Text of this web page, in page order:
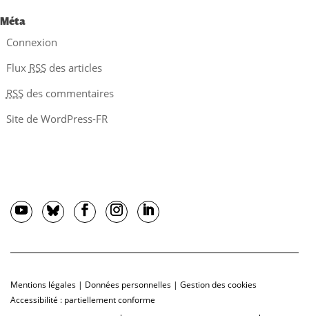
Méta
Connexion
Flux RSSdes articles
RSSdes commentaires
Site de WordPress-FR
Mentions légales | Données personnelles | Gestion des cookies
Accessibilité : partiellement conforme